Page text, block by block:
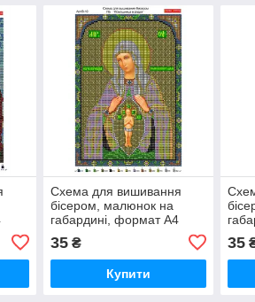
Схема для вишивання
бісером, малюнок на
габардині, формат А4
35₴
Купити
35